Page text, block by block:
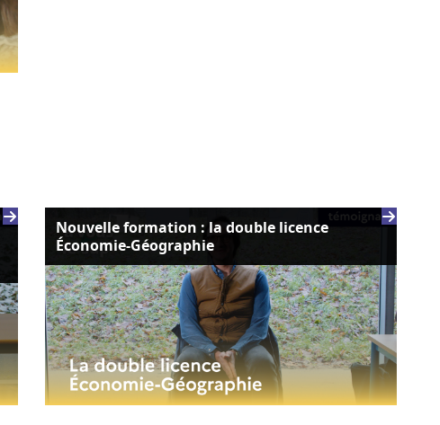
Nouvelle formation : la double licence
Économie-Géographie